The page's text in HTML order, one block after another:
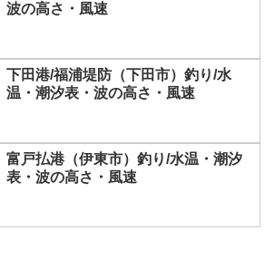
波の高さ・風速
下田港/福浦堤防（下田市）釣り/水
温・潮汐表・波の高さ・風速
富戸払港（伊東市）釣り/水温・潮汐
表・波の高さ・風速